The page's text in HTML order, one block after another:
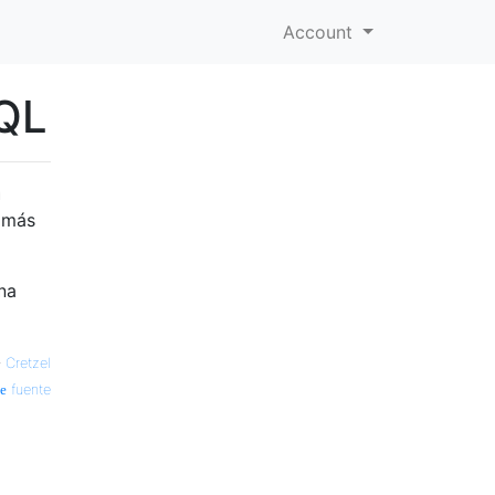
Account
Cretzel
fuente